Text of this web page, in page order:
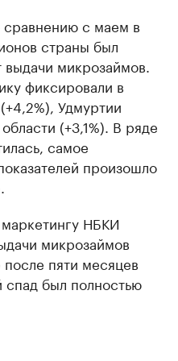
с маем в
страны был
микрозаймов.
фиксировали в
Удмуртии
(+3,1%). В ряде
самое
произошло
НБКИ
микрозаймов
пяти месяцев
был полностью